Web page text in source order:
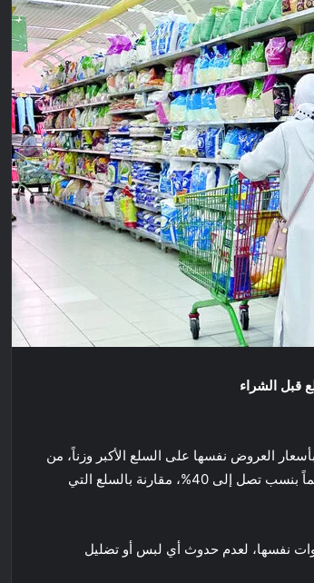
قبل الشراء
العروض نفسها على السلع الأكبر وزناً، من
العلامة التجارية نفسها، مضيفين أنهم اكتشفوا بعد الشراء أنها أقل حجماً بنسب تصل إلى 40%، مقارنة بالسلع التي
نفسها، لعدم حدوث أي لبس أو تضليل